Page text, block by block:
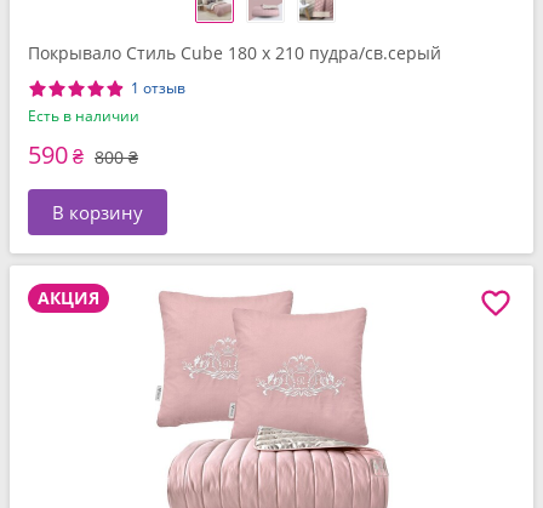
Покрывало Стиль Cube 180 x 210 пудра/св.серый
1 отзыв
Есть в наличии
590₴ 800 ₴
В корзину
АКЦИЯ